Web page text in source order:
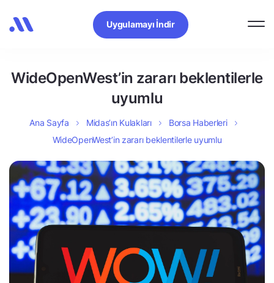
Uygulamayı İndir
WideOpenWest’in zararı beklentilerle
uyumlu
Ana Sayfa Midas’ın Kulakları
Borsa Haberleri
WideOpenWest’in zararı beklentilerle uyumlu